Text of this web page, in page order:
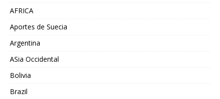
AFRICA
Aportes de Suecia
Argentina
ASia Occidental
Bolivia
Brazil